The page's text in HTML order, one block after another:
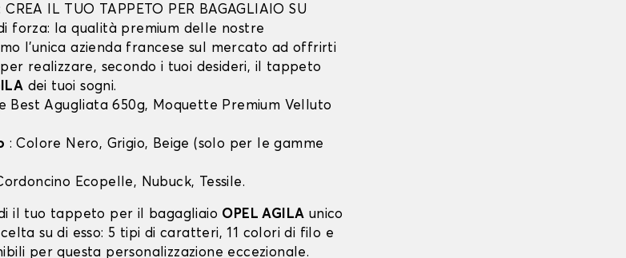
CREA IL TUO TAPPETO PER BAGAGLIAIO SU
forza: la qualità premium delle nostre
l’unica azienda francese sul mercato ad offrirti
realizzare, secondo i tuoi desideri, il tappeto
dei tuoi sogni.
Best Agugliata 650g, Moquette Premium Velluto
: Colore Nero, Grigio, Beige (solo per le gamme
Ecopelle, Nubuck, Tessile.
il tuo tappeto per il bagagliaio OPEL AGILA unico
su di esso: 5 tipi di caratteri, 11 colori di filo e
per questa personalizzazione eccezionale.